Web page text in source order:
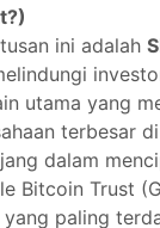
ini adalah
utama yang
terbesar
dalam
Bitcoin Trust
paling